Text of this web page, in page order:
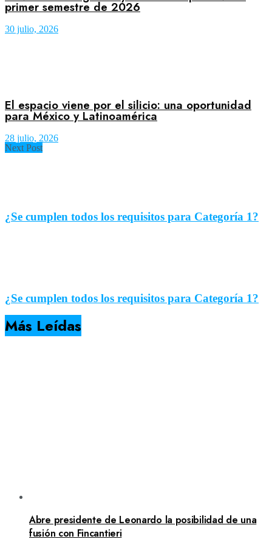
primer semestre de 2026
30 julio, 2026
El espacio viene por el silicio: una oportunidad
para México y Latinoamérica
28 julio, 2026
Next Post
¿Se cumplen todos los requisitos para Categoría 1?
¿Se cumplen todos los requisitos para Categoría 1?
Más Leídas
Abre presidente de Leonardo la posibilidad de una
fusión con Fincantieri